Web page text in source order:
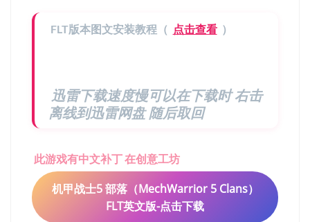
FLT版本图文安装教程（ 点击查看 ）
迅雷下载速度慢可以在下载时 右击
离线到迅雷网盘 随后取回
此游戏有中文补丁 在创意工坊
机甲战士5 部落（MechWarrior 5 Clans）
FLT英文版-点击下载